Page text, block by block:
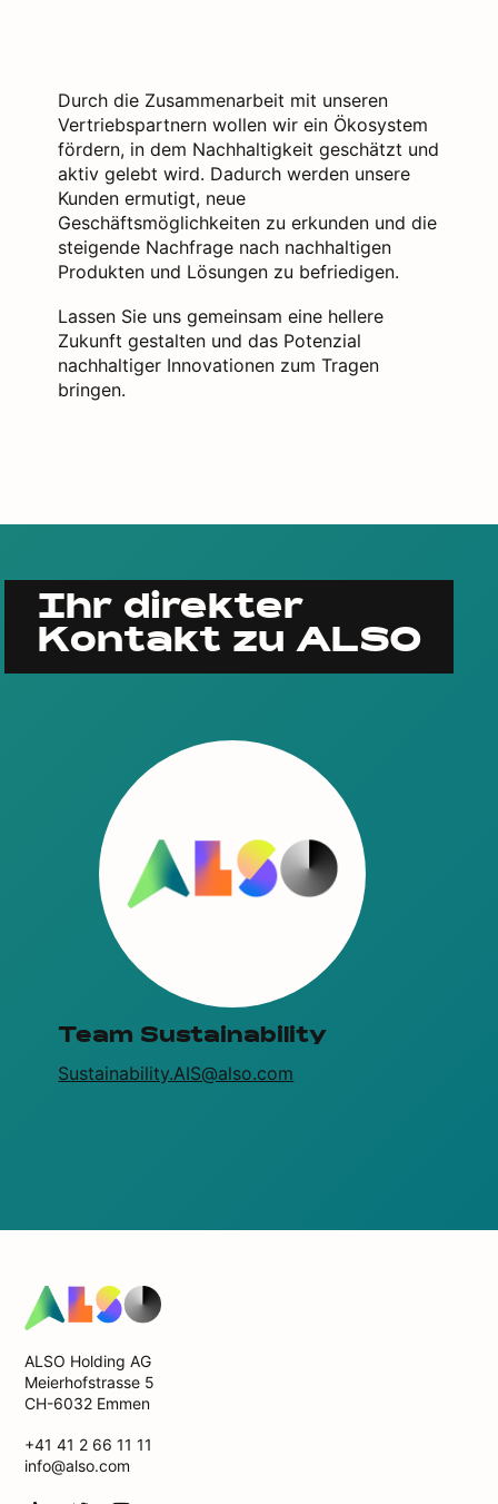
Durch die Zusammenarbeit mit unseren
Vertriebspartnern wollen wir ein Ökosystem
fördern, in dem Nachhaltigkeit geschätzt und
aktiv gelebt wird. Dadurch werden unsere
Kunden ermutigt, neue
Geschäftsmöglichkeiten zu erkunden und die
steigende Nachfrage nach nachhaltigen
Produkten und Lösungen zu befriedigen.
Lassen Sie uns gemeinsam eine hellere
Zukunft gestalten und das Potenzial
nachhaltiger Innovationen zum Tragen
bringen.
Ihr direkter
Kontakt zu ALSO
Team Sustainability
Sustainability.AIS@also.com
ALSO Holding AG
Meierhofstrasse 5
CH-6032 Emmen
+41 41 2 66 11 11
info@also.com